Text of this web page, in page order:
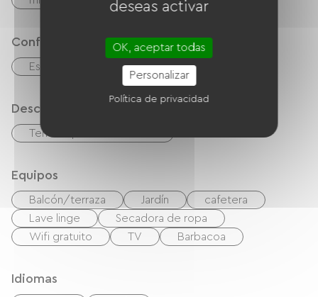
Confort
Estufa de leña Comedor al aire libre
Descripción
Terreno privado cercado
Equipos
Balcón/terraza Jardín
cafetera
Lave linge
Secadora de ropa
Wifi gratuito
TV Barbacoa
Idiomas
deseas activar
OK, aceptar todas
Personalizar
Política de privacidad